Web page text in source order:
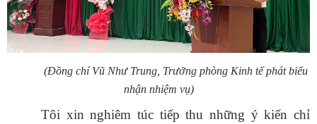
(Đồng chí Vũ Như Trung, Trưởng phòng Kinh tế phát biểu
nhận nhiệm vụ)
Tôi xin nghiêm túc tiếp thu những ý kiến chỉ